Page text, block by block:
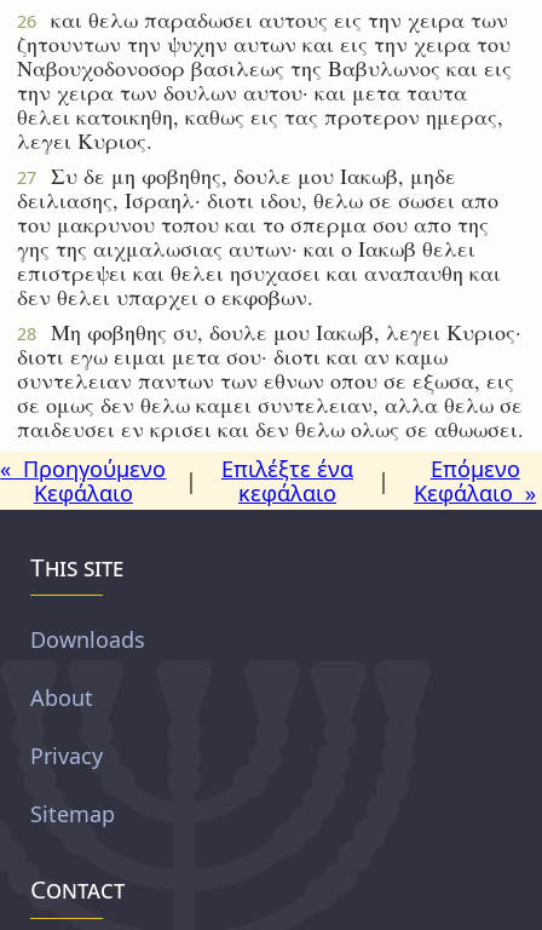
26
και θελω παραδωσει αυτους εις την χειρα των
ζητουντων την ψυχην αυτων και εις την χειρα του
Ναβουχοδονοσορ βασιλεως της Βαβυλωνος και εις
την χειρα των δουλων αυτου· και μετα ταυτα
θελει κατοικηθη, καθως εις τας προτερον ημερας,
λεγει Κυριος.
27
Συ δε μη φοβηθης, δουλε μου Ιακωβ, μηδε
δειλιασης, Ισραηλ· διοτι ιδου, θελω σε σωσει απο
του μακρυνου τοπου και το σπερμα σου απο της
γης της αιχμαλωσιας αυτων· και ο Ιακωβ θελει
επιστρεψει και θελει ησυχασει και αναπαυθη και
δεν θελει υπαρχει ο εκφοβων.
28
Μη φοβηθης συ, δουλε μου Ιακωβ, λεγει Κυριος·
διοτι εγω ειμαι μετα σου· διοτι και αν καμω
συντελειαν παντων των εθνων οπου σε εξωσα, εις
σε ομως δεν θελω καμει συντελειαν, αλλα θελω σε
παιδευσει εν κρισει και δεν θελω ολως σε αθωωσει.
« Προηγούμενο
Κεφάλαιο
|
Επιλέξτε ένα
κεφάλαιο
|
Επόμενο
Κεφάλαιο »
This site
Downloads
About
Privacy
Sitemap
Contact